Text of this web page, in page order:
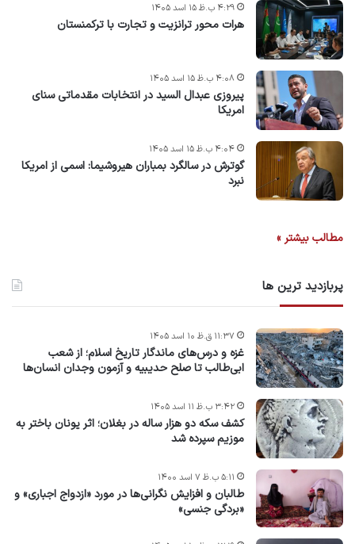
هرات محور ترانزیت و تجارت با ترکمنستان
۴:۲۹ ب.ظ ۱۵ اسد ۱۴۰۵
پیروزی عبدال السید در انتخابات مقدماتی سنای
امریکا
۴:۰۸ ب.ظ ۱۵ اسد ۱۴۰۵
گوترش در سالگرد بمباران هیروشیما: اسمی از امریکا
نبرد
۴:۰۴ ب.ظ ۱۵ اسد ۱۴۰۵
مطالب بیشتر »
پربازدید ترین ها
غزه و درس‌های ماندگار تاریخ اسلام؛ از شعب
ابی‌طالب تا صلح حدیبیه و آزمون وجدان انسان‌ها
۱۱:۳۷ ق.ظ ۱۰ اسد ۱۴۰۵
کشف سکه دو هزار ساله در بغلان؛ اثر یونان باختر به
موزیم سپرده شد
۳:۴۲ ب.ظ ۱۱ اسد ۱۴۰۵
طالبان و افزایش نگرانی‌ها در مورد «ازدواج اجباری» و
«بردگی جنسی»
۵:۱۱ ب.ظ ۷ اسد ۱۴۰۰